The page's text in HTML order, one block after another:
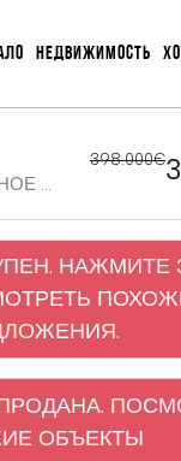
НЕДВИЖИМОСТЬ
398.000€
НАЖМИТЕ
ОБЪЕКТЫ